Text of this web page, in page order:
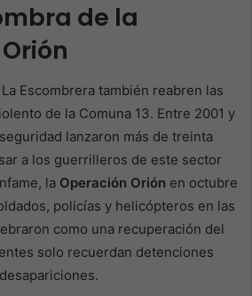
de la
Escombrera también reabren las
de la Comuna 13. Entre 2001 y
lanzaron más de treinta
a los guerrilleros de este sector
la Operación Orión en octubre
policías y helicópteros en las
como una recuperación del
solo recuerdan detenciones